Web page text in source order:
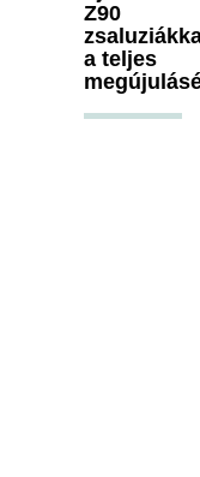
Z90
a teljes